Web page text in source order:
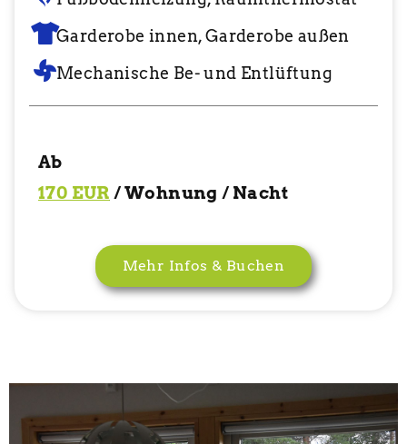
Garderobe innen, Garderobe außen
Mechanische Be- und Entlüftung
Ab
170 EUR / Wohnung / Nacht
Mehr Infos & Buchen